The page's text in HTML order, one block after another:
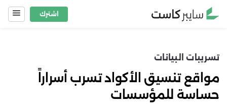
Skip
اشترك
تسريبات البيانات
مواقع تنسيق الأكواد تسرب أسراراً
حساسة للمؤسسات